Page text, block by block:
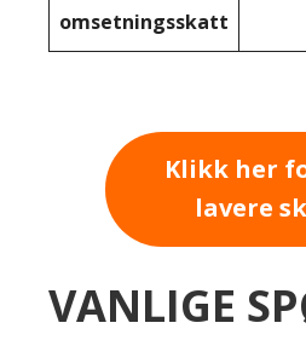
omsetningsskatt
Klikk her
lavere
VANLIGE